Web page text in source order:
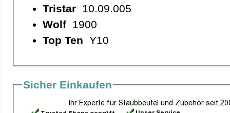
Tristar10.09.005
Wolf1900
Top Ten Y10
Sicher Einkaufen